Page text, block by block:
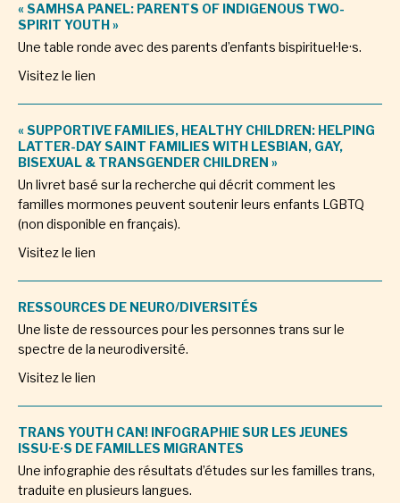
« SAMHSA PANEL: PARENTS OF INDIGENOUS TWO-
SPIRIT YOUTH »
Une table ronde avec des parents d’enfants bispirituel·le·s.
Visitez le lien
« SUPPORTIVE FAMILIES, HEALTHY CHILDREN: HELPING
LATTER-DAY SAINT FAMILIES WITH LESBIAN, GAY,
BISEXUAL & TRANSGENDER CHILDREN »
Un livret basé sur la recherche qui décrit comment les
familles mormones peuvent soutenir leurs enfants LGBTQ
(non disponible en français).
Visitez le lien
RESSOURCES DE NEURO/DIVERSITÉS
Une liste de ressources pour les personnes trans sur le
spectre de la neurodiversité.
Visitez le lien
TRANS YOUTH CAN! INFOGRAPHIE SUR LES JEUNES
ISSU·E·S DE FAMILLES MIGRANTES
Une infographie des résultats d’études sur les familles trans,
traduite en plusieurs langues.